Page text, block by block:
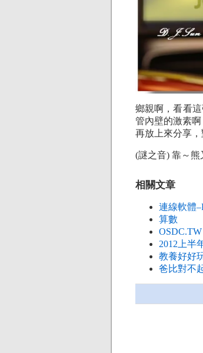
鄉親啊，看看
管內壁的激素
再放上來分享
(謎之音) 靠～熊
相關文章
連線軟體
算數
OSDC.TW
2012上半
教養好好
爸比對不